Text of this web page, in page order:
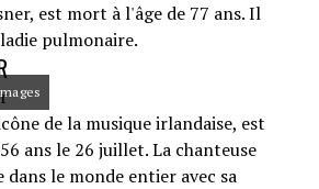
est mort à l'âge de 77 ans. Il
pulmonaire.
de la musique irlandaise, est
ans le 26 juillet. La chanteuse
le monde entier avec sa